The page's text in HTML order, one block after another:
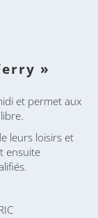
»
et permet aux
leurs loisirs et
ensuite